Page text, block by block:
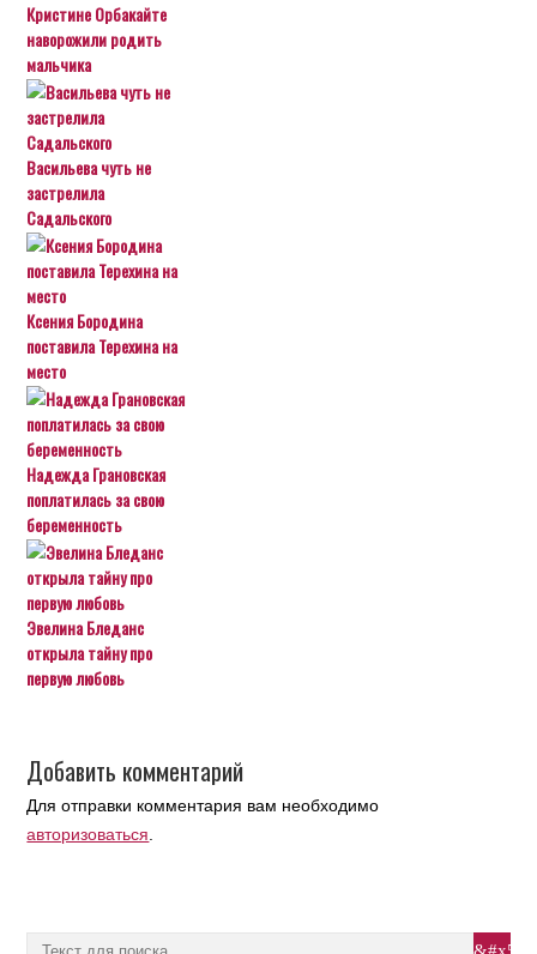
Кристине Орбакайте
наворожили родить
мальчика
Васильева чуть не
застрелила
Садальского
Ксения Бородина
поставила Терехина на
место
Надежда Грановская
поплатилась за свою
беременность
Эвелина Бледанс
открыла тайну про
первую любовь
Добавить комментарий
Для отправки комментария вам необходимо
авторизоваться